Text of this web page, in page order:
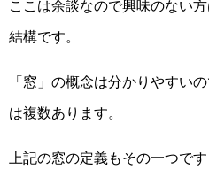
ここは余談なので興味のない
結構です。
「窓」の概念は分かりやすい
は複数あります。
上記の窓の定義もその一つで